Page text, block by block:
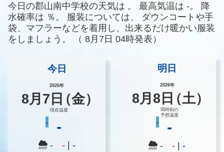
今日の郡山南中学校の天気は 。 最高気温は -。
降
水確率は ％。 服装については、
ダウンコートや手
袋、マフラーなどを着用し、出来るだけ暖かい服装
をしましょう。
（ 8月7日 04時発表）
今日
2026年
8月 7 日（金）
-
現在温度
-
- -| -
明日
2026年
8月8 日（土）
-
同時刻の
予想温度
-
-- |-